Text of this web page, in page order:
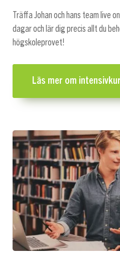
Träffa Johan och hans team live
dagar och lär dig precis allt du
högskoleprovet!
Läs mer om